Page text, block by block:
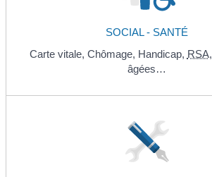
SOCIAL - SANTÉ
Carte vitale, Chômage, Handicap, RSA,
âgées…